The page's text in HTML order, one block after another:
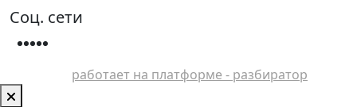
Соц. сети
работает на платформе - разбиратор